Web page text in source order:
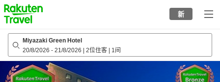
to
top
page
新
Miyazaki Green Hotel
20/8/2026 - 21/8/2026 2位住客 1间